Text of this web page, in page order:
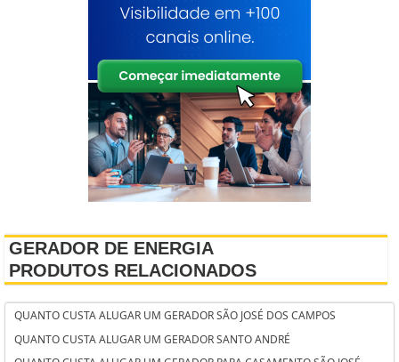
GERADOR DE ENERGIA
PRODUTOS RELACIONADOS
QUANTO CUSTA ALUGAR UM GERADOR SÃO JOSÉ DOS CAMPOS
QUANTO CUSTA ALUGAR UM GERADOR SANTO ANDRÉ